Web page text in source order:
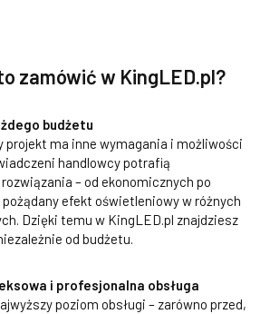
zamówić w KingLED.pl?
budżetu
projekt ma inne wymagania i możliwości
handlowcy potrafią
– od ekonomicznych po
efekt oświetleniowy w różnych
Dzięki temu w KingLED.pl znajdziesz
od budżetu.
i profesjonalna obsługa
poziom obsługi – zarówno przed,